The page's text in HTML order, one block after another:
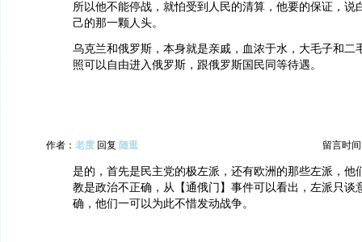
所以他不能停战，就怕受到人民的清算，他要的保证，说
己的那一颗人头。
乌克兰和俄罗斯，本身就是亲戚，血浓于水，大毛子和二
照可以自由进入俄罗斯，跟俄罗斯国民同等待遇。
作者： 老度 回复 随逛 留言时间
是的，首先是民主党的极左派，还有欧洲的那些左派，他
教是政治不正确，从【通俄门】事件可以看出，左派只谈
确，他们一可以为此不惜发动战争。